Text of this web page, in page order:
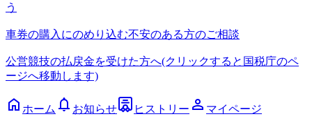
う
車券の購入にのめり込む不安のある方のご相談
公営競技の払戻金を受けた方へ(クリックすると国税庁のペ
ージへ移動します)
ホーム お知らせ ヒストリー マイページ